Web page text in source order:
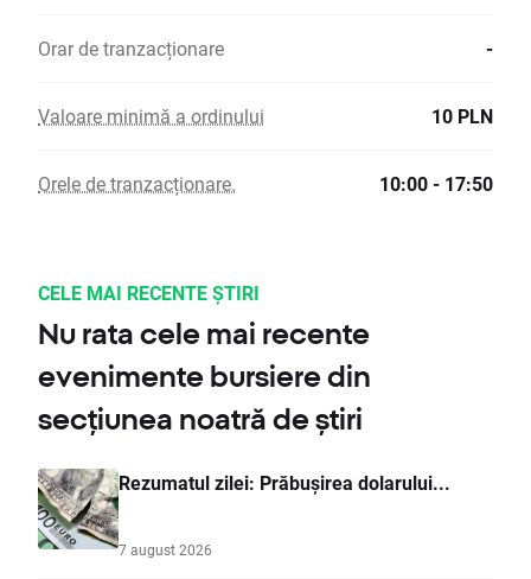
Orar de tranzacționare -
Valoare minimă a ordinului 10 PLN
Orele de tranzacționare. 10:00 - 17:50
CELE MAI RECENTE ȘTIRI
Nu rata cele mai recente
evenimente bursiere din
secțiunea noatră de știri
Rezumatul zilei: Prăbușirea dolarului...
7 august 2026